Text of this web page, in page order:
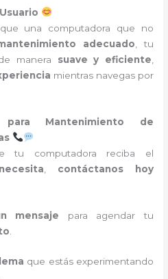
una computadora que no
adecuado , tu
manera suave y eficiente
mientras navegas por
para Mantenimiento de
tu computadora reciba el
contáctanos hoy
mensaje para agendar tu
que estás experimentando